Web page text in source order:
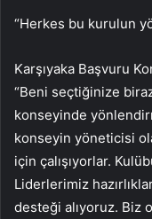
“Herkes bu kurulun
Karşıyaka Başvuru
“Beni seçtiğinize
konseyinde
konseyin yöneticisi
için çalışıyorlar.
Liderlerimiz
desteği alıyoruz. Biz